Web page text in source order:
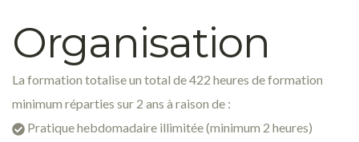
Organisation
La formation totalise un total de 422 heures de formation
minimum réparties sur 2 ans à raison de :
Pratique hebdomadaire illimitée (minimum 2 heures)